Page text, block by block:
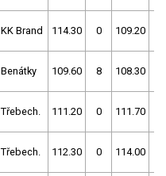
KK Brand 114.30 0 109.20
Benátky 109.60 8 108.30
Třebech. 111.20 0 111.70
Třebech. 112.30 0 114.00